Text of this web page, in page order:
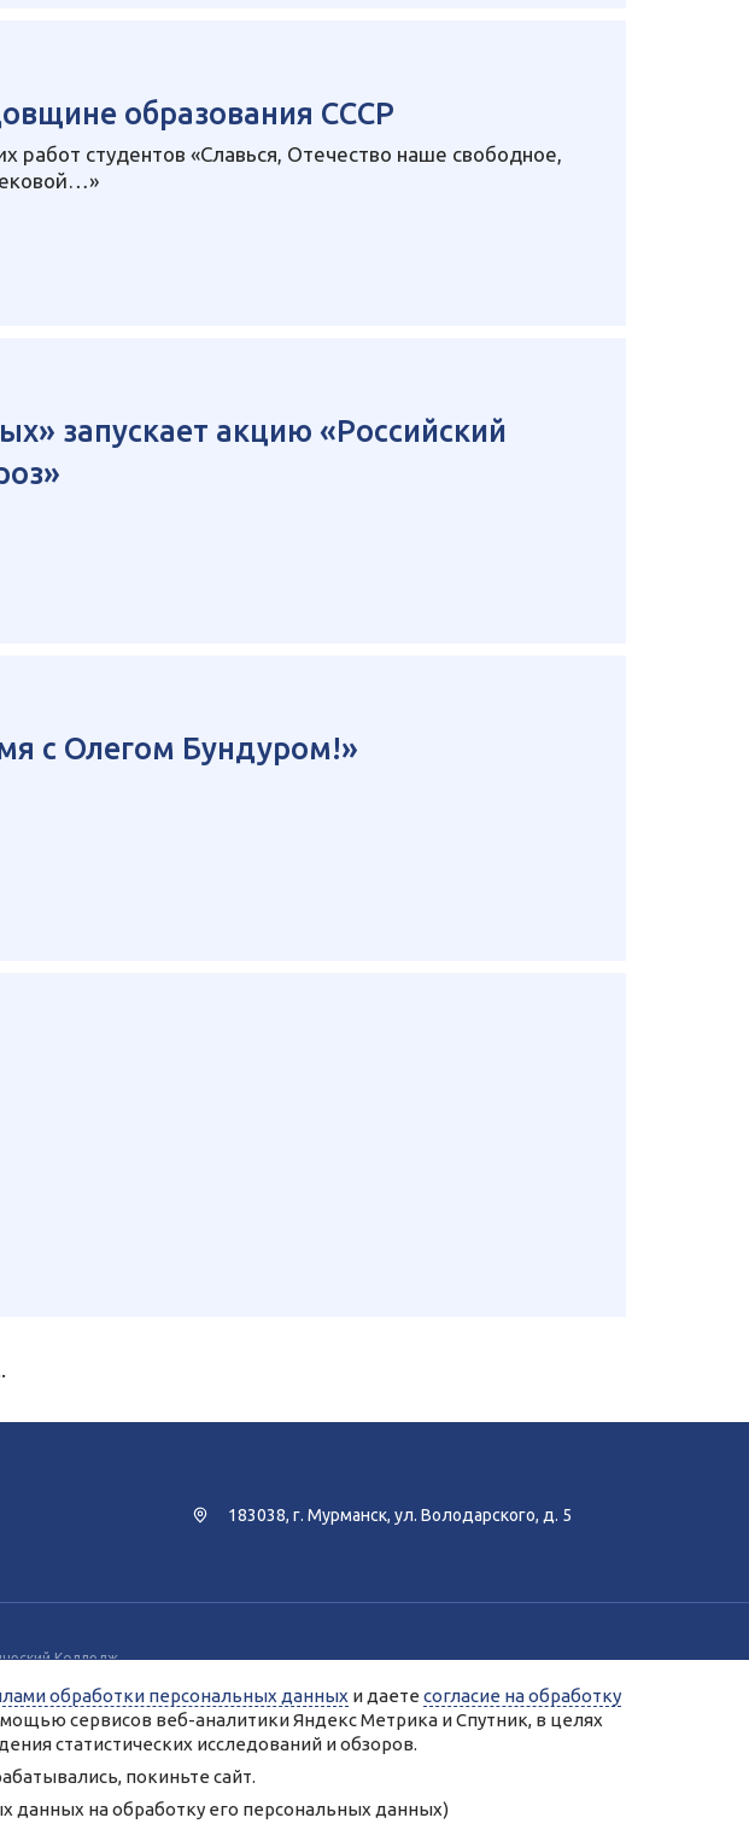
образования СССР
работ студентов «Славься, Отечество наше свободное,
запускает акцию «Российский
с Олегом Бундуром!»
183038, г. Мурманск, ул. Володарского, д. 5
Колледж.
cookie и сервисы веб-аналитики Яндекс.Метрика, Спутник.
на обработку данных сервисами Яндекс.Метрика, Спутник.
Вашего браузера.
субъектов персональных данных.
педагогический колледж»
данных
обработки персональных данных и даете согласие на обработку
сервисов веб-аналитики Яндекс Метрика и Спутник, в целях
статистических исследований и обзоров.
покиньте сайт.
данных на обработку его персональных данных)